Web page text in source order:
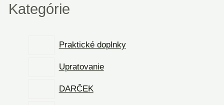
Kategórie
Praktické doplnky
Upratovanie
DARČEK